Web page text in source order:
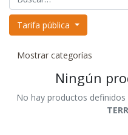
Tarifa pública
Mostrar categorías
Ningún
No hay productos